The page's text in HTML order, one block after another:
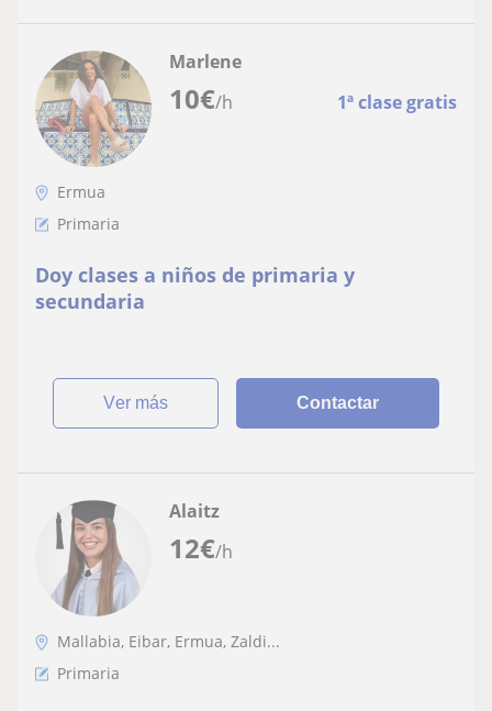
10€/h 1ª clase gratis
Marlene
Ermua
Primaria
Doy clases a niños de primaria y
secundaria
ver más Contactar
12€/h
Alaitz
Mallabia, Eibar, Ermua, Zaldi...
Primaria